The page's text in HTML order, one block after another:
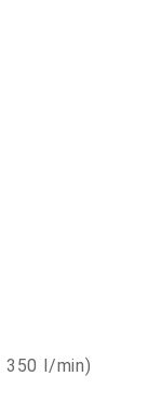
350 l/min)